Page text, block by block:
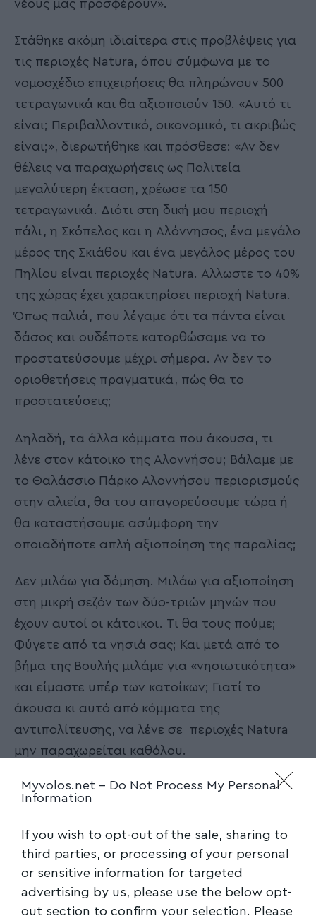
Myvolos.net - Do Not Process My Personal
Information
If you wish to opt-out of the sale, sharing to
third parties, or processing of your personal
or sensitive information for targeted
advertising by us, please use the below opt-
out section to confirm your selection. Please
νέους μας προσφέρουν».
Στάθηκε ακόμη ιδιαίτερα στις προβλέψεις για
τις περιοχές Natura, όπου σύμφωνα με το
νομοσχέδιο επιχειρήσεις θα πληρώνουν 500
τετραγωνικά και θα αξιοποιούν 150. «Αυτό τι
είναι; Περιβαλλοντικό, οικονομικό, τι ακριβώς
είναι;», διερωτήθηκε και πρόσθεσε: «Αν δεν
θέλεις να παραχωρήσεις ως Πολιτεία
μεγαλύτερη έκταση, χρέωσε τα 150
τετραγωνικά. Διότι στη δική μου περιοχή
πάλι, η Σκόπελος και η Αλόννησος, ένα μεγάλο
μέρος της Σκιάθου και ένα μεγάλος μέρος του
Πηλίου είναι περιοχές Natura. Αλλωστε το 40%
της χώρας έχει χαρακτηρίσει περιοχή Natura.
Όπως παλιά, που λέγαμε ότι τα πάντα είναι
δάσος και ουδέποτε κατορθώσαμε να το
προστατεύσουμε μέχρι σήμερα. Αν δεν το
οριοθετήσεις πραγματικά, πώς θα το
προστατεύσεις;
Δηλαδή, τα άλλα κόμματα που άκουσα, τι
λένε στον κάτοικο της Αλοννήσου; Βάλαμε με
το Θαλάσσιο Πάρκο Αλοννήσου περιορισμούς
στην αλιεία, θα του απαγορεύσουμε τώρα ή
θα καταστήσουμε ασύμφορη την
οποιαδήποτε απλή αξιοποίηση της παραλίας;
Δεν μιλάω για δόμηση. Μιλάω για αξιοποίηση
στη μικρή σεζόν των δύο-τριών μηνών που
έχουν αυτοί οι κάτοικοι. Τι θα τους πούμε;
Φύγετε από τα νησιά σας; Και μετά από το
βήμα της Βουλής μιλάμε για «νησιωτικότητα»
και είμαστε υπέρ των κατοίκων; Γιατί το
άκουσα κι αυτό από κόμματα της
αντιπολίτευσης, να λένε σε περιοχές Natura
μην παραχωρείται καθόλου.
Εγώ λέω το αντίθετο, κύριε Υπουργέ. 150
διότι η εκμετάλλευσή του θα καταστεί
απολύτως ασύμφορη.
Δείχνουμε ότι νοιαζόμαστε εδώ για τους
αδύναμους, λες και τα μεγάλα τα πεντάστερα